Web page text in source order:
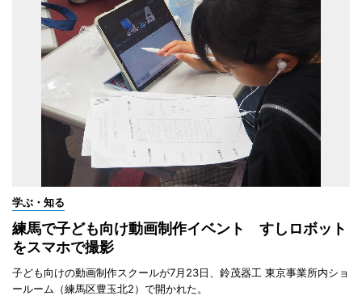
学ぶ・知る
練馬で子ども向け動画制作イベント すしロボット
をスマホで撮影
子ども向けの動画制作スクールが7月23日、鈴茂器工 東京事業所内ショ
ールーム（練馬区豊玉北2）で開かれた。